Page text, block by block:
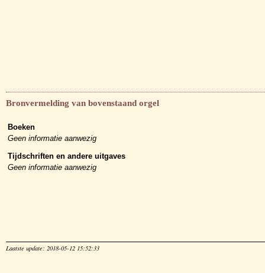
Bronvermelding van bovenstaand orgel
Boeken
Geen informatie aanwezig
Tijdschriften en andere uitgaves
Geen informatie aanwezig
Laatste update: 2018-05-12 15:52:33